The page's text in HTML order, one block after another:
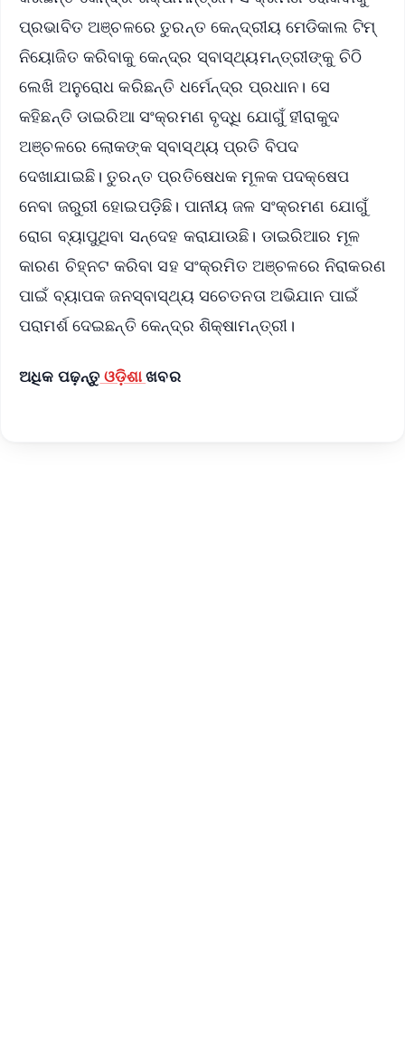
ପ୍ରଭାବିତ ଅଞ୍ଚଳରେ ତୁରନ୍ତ କେନ୍ଦ୍ରୀୟ ମେଡିକାଲ ଟିମ୍
ନିୟୋଜିତ କରିବାକୁ କେନ୍ଦ୍ର ସ୍ବାସ୍ଥ୍ୟମନ୍ତ୍ରୀଙ୍କୁ ଚିଠି
ଲେଖି ଅନୁରୋଧ କରିଛନ୍ତି ଧର୍ମେନ୍ଦ୍ର ପ୍ରଧାନ। ସେ
କହିଛନ୍ତି ଡାଇରିଆ ସଂକ୍ରମଣ ବୃଦ୍ଧି ଯୋଗୁଁ ହୀରାକୁଦ
ଅଞ୍ଚଳରେ ଲୋକଙ୍କ ସ୍ବାସ୍ଥ୍ୟ ପ୍ରତି ବିପଦ
ଦେଖାଯାଇଛି। ତୁରନ୍ତ ପ୍ରତିଷେଧକ ମୂଳକ ପଦକ୍ଷେପ
ନେବା ଜରୁରୀ ହୋଇପଡ଼ିଛି। ପାନୀୟ ଜଳ ସଂକ୍ରମଣ ଯୋଗୁଁ
ରୋଗ ବ୍ୟାପୁଥିବା ସନ୍ଦେହ କରାଯାଉଛି। ଡାଇରିଆର ମୂଳ
କାରଣ ଚିହ୍ନଟ କରିବା ସହ ସଂକ୍ରମିତ ଅଞ୍ଚଳରେ ନିରାକରଣ
ପାଇଁ ବ୍ୟାପକ ଜନସ୍ବାସ୍ଥ୍ୟ ସଚେତନତା ଅଭିଯାନ ପାଇଁ
ପରାମର୍ଶ ଦେଇଛନ୍ତି କେନ୍ଦ୍ର ଶିକ୍ଷାମନ୍ତ୍ରୀ।
ଅଧିକ ପଢ଼ନ୍ତୁ ଓଡ଼ିଶାଖବର